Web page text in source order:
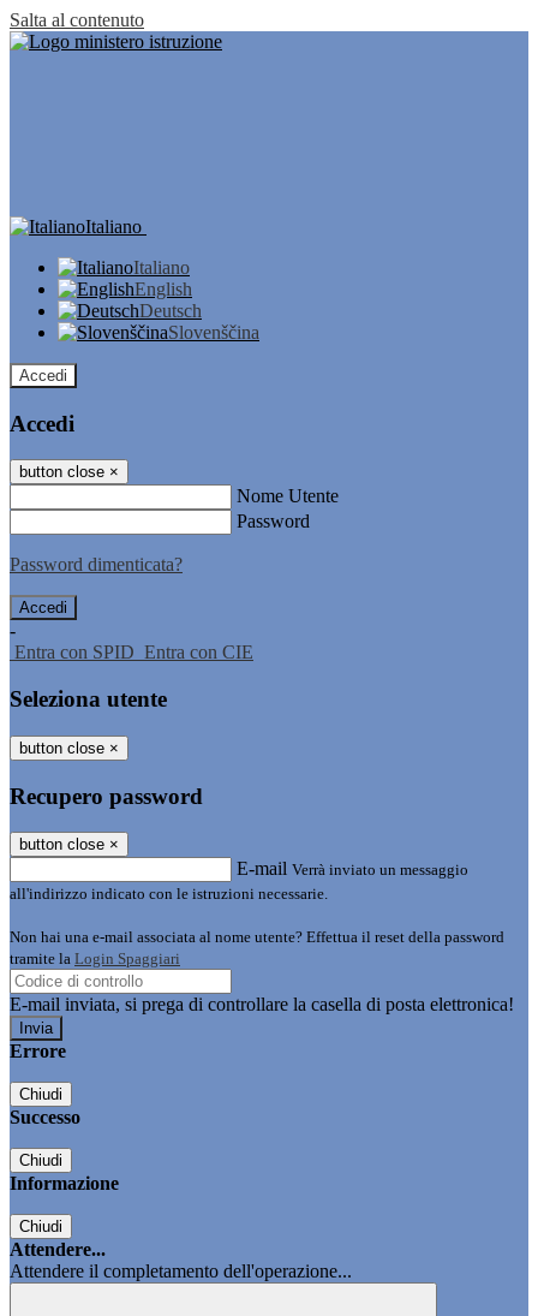
Salta al contenuto
Italiano
Italiano
English
Deutsch
Slovenščina
Accedi
Accedi
button close ×
Nome Utente
Password
Password dimenticata?
-
Entra con SPID Entra con CIE
Seleziona utente
button close ×
Recupero password
button close ×
E-mail Verrà inviato un messaggio
all'indirizzo indicato con le istruzioni necessarie.
Non hai una e-mail associata al nome utente? Effettua il reset della password
tramite la Login Spaggiari
E-mail inviata, si prega di controllare la casella di posta elettronica!
Errore
Chiudi
Successo
Chiudi
Informazione
Chiudi
Attendere...
Attendere il completamento dell'operazione...